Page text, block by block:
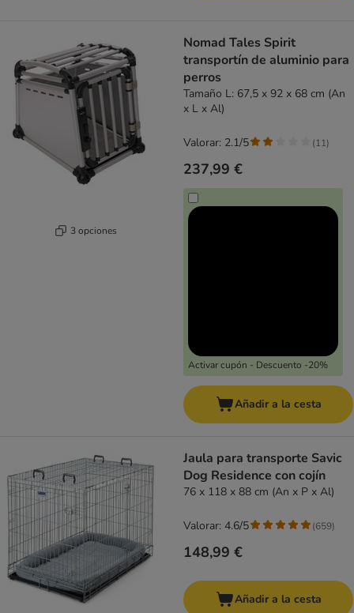
3 opciones
Nomad Tales Spirit
transportín de aluminio para
perros
Tamaño L: 67,5 x 92 x 68 cm (An
x L x Al)
237,99 €
Activar cupón - Descuento -20%
Valorar: 2.1/5 (11)
Añadir a la cesta
Jaula para transporte Savic
Dog Residence con cojín
76 x 118 x 88 cm (An x P x Al)
148,99 €
Valorar: 4.6/5 (659)
Añadir a la cesta